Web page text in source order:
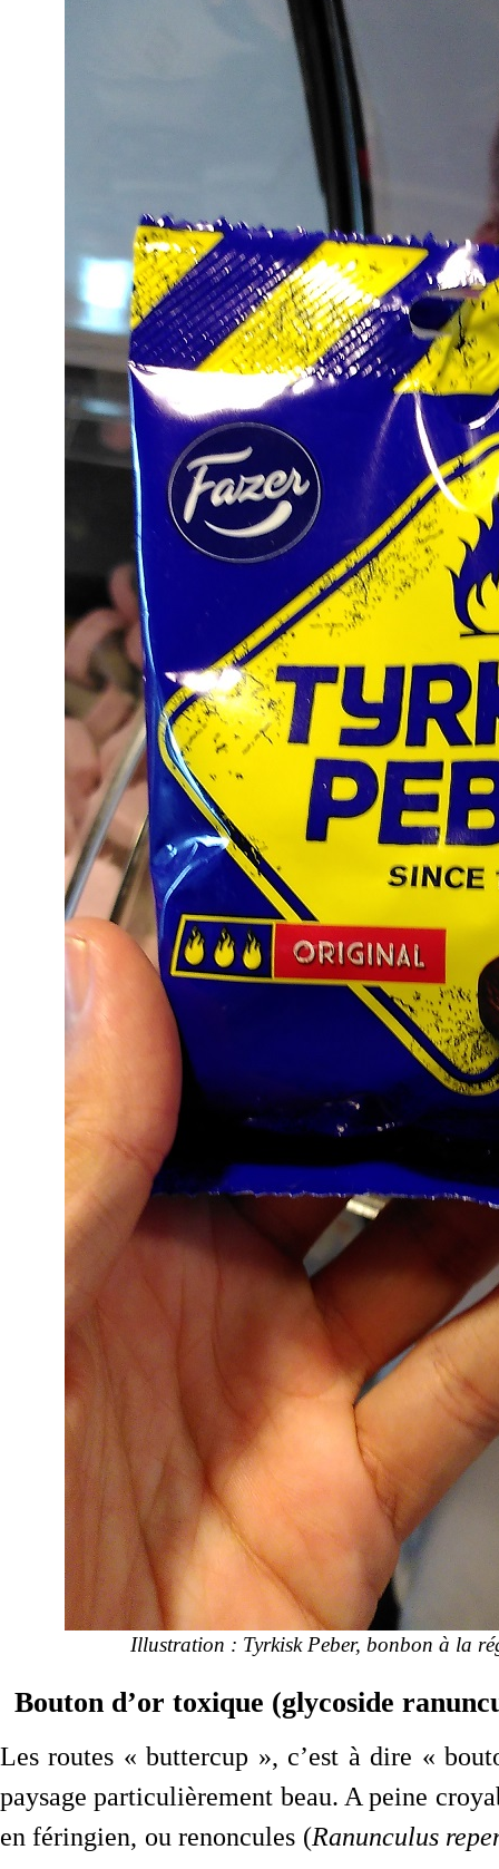
Illustration : Tyrkisk Peber, bonbon à la
Bouton d’or toxique (glycoside
Les routes « buttercup », c’est à dire «
paysage particulièrement beau. A peine
en féringien, ou renoncules (Ranunculus